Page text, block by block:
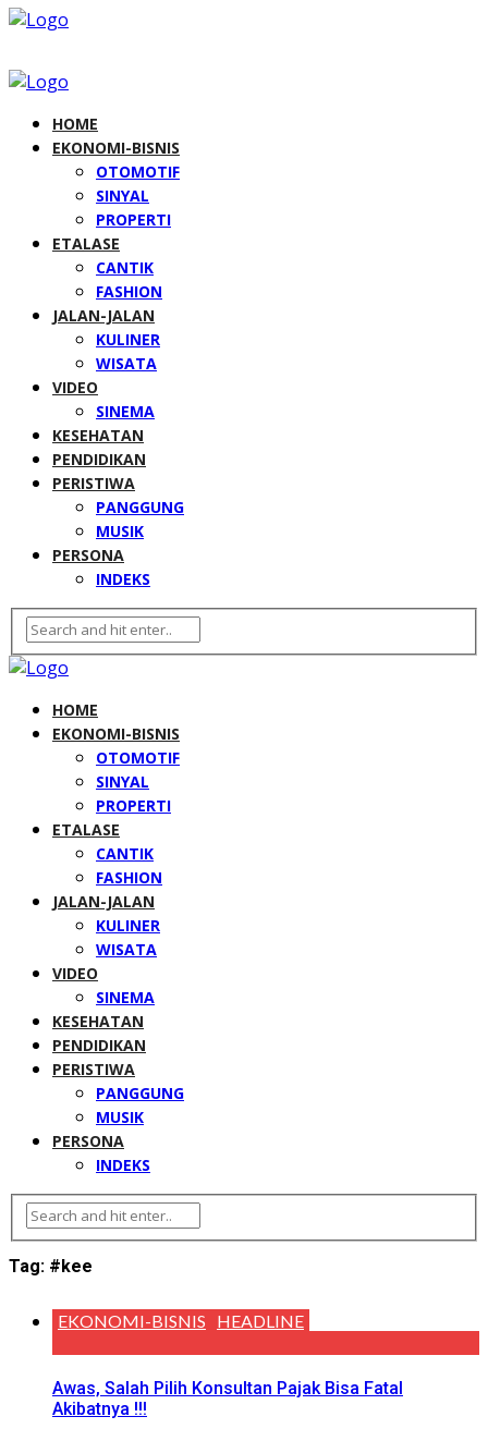
HOME
EKONOMI-BISNIS
OTOMOTIF
SINYAL
PROPERTI
ETALASE
CANTIK
FASHION
JALAN-JALAN
KULINER
WISATA
VIDEO
SINEMA
KESEHATAN
PENDIDIKAN
PERISTIWA
PANGGUNG
MUSIK
PERSONA
INDEKS
HOME
EKONOMI-BISNIS
OTOMOTIF
SINYAL
PROPERTI
ETALASE
CANTIK
FASHION
JALAN-JALAN
KULINER
WISATA
VIDEO
SINEMA
KESEHATAN
PENDIDIKAN
PERISTIWA
PANGGUNG
MUSIK
PERSONA
INDEKS
Tag: #kee
EKONOMI-BISNIS HEADLINE
Awas, Salah Pilih Konsultan Pajak Bisa Fatal
Akibatnya !!!